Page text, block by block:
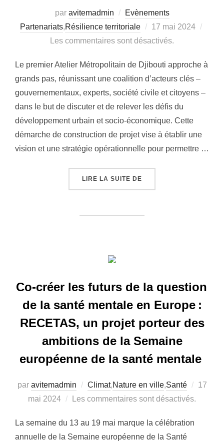
par avitemadmin
Evènements
Partenariats,Résilience territoriale
Publié
le
17 mai 2024
Les commentaires sont désactivés.
Le premier Atelier Métropolitain de Djibouti approche à
grands pas, réunissant une coalition d’acteurs clés –
gouvernementaux, experts, société civile et citoyens –
dans le but de discuter et de relever les défis du
développement urbain et socio-économique. Cette
démarche de construction de projet vise à établir une
vision et une stratégie opérationnelle pour permettre …
LIRE LA SUITE DE
Co-créer les futurs de la question
de la santé mentale en Europe :
RECETAS, un projet porteur des
ambitions de la Semaine
européenne de la santé mentale
par avitemadmin Climat,Nature en ville,Santé
Publié
17
mai 2024
Les commentaires sont désactivés.
La semaine du 13 au 19 mai marque la célébration
annuelle de la Semaine européenne de la Santé